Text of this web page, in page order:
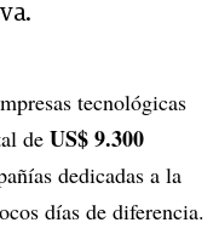
tecnológicas
de US$ 9.300
dedicadas a la
días de diferencia.